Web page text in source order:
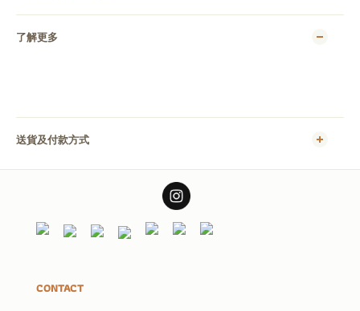
了解更多
送貨及付款方式
CONTACT